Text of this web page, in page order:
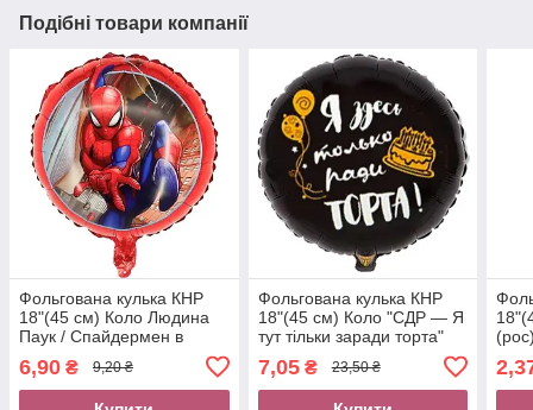
Подібні товари компанії
Фольгована кулька КНР
18"(45 см) Коло Людина
Паук / Спайдермен в
6,90 ₴ 9,20 ₴
Фольгована кулька КНР
18"(45 см) Коло "СДР — Я
тут тільки заради торта"
7,05₴ 23,50 ₴